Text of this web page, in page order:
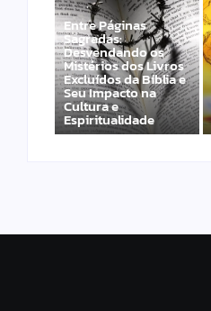
Entre Páginas
Sagradas:
Desvendando os
Mistérios dos Livros
Excluídos da Bíblia e
Seu Impacto na
Cultura e
Espiritualidade